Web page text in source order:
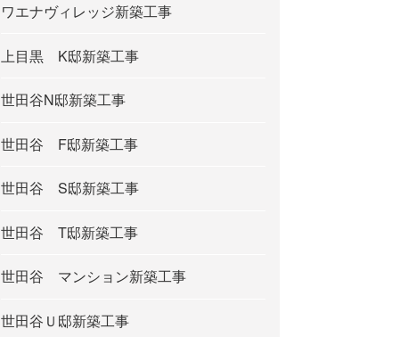
ワエナヴィレッジ新築工事
上目黒 K邸新築工事
世田谷N邸新築工事
世田谷 F邸新築工事
世田谷 S邸新築工事
世田谷 T邸新築工事
世田谷 マンション新築工事
世田谷Ｕ邸新築工事